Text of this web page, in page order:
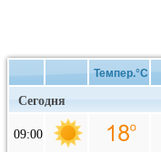
Темпер.°C
Сегодня
09:00